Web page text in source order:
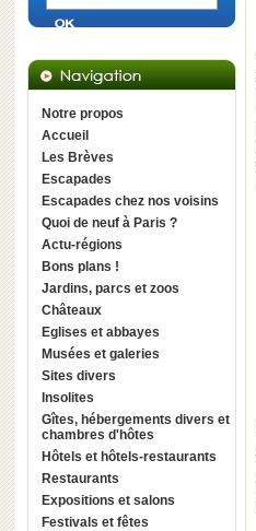
Notre propos
Accueil
Les Brèves
Escapades
Escapades chez nos voisins
Quoi de neuf à Paris ?
Actu-régions
Bons plans !
Jardins, parcs et zoos
Châteaux
Eglises et abbayes
Musées et galeries
Sites divers
Insolites
Gîtes, hébergements divers et
chambres d'hôtes
Hôtels et hôtels-restaurants
Restaurants
Expositions et salons
Festivals et fêtes